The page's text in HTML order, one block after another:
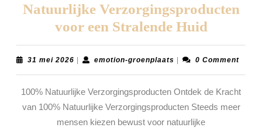
Natuurlijke Verzorgingsproducten
voor een Stralende HuidOntdek
de
Kracht
van
100%
31 mei 2026 31
emotion-groenplaatsemotion-0 Comment
100% Natuurlijke Verzorgingsproducten Ontdek de Kracht
van 100% Natuurlijke Verzorgingsproducten Steeds meer
mensen kiezen bewust voor natuurlijke